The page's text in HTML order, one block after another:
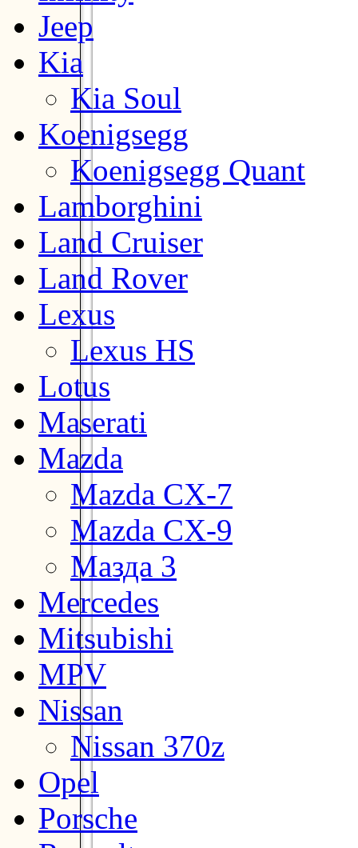
Jeep
Kia
Kia Soul
Koenigsegg
Koenigsegg Quant
Lamborghini
Land Cruiser
Land Rover
Lexus
Lexus HS
Lotus
Maserati
Mazda
Mazda CX-7
Mazda CX-9
Мазда 3
Mercedes
Mitsubishi
MPV
Nissan
Nissan 370z
Opel
Porsche